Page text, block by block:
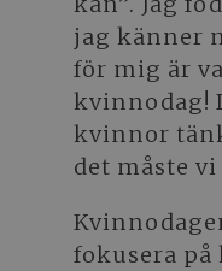
jag känner
för mig är
kvinnodag!
kvinnor
det måste
fokusera